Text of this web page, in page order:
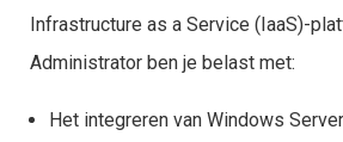
Infrastructure as a Service (IaaS)-
Administrator ben je belast met:
Het integreren van Windows